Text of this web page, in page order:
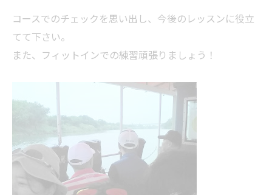
コースでのチェックを思い出し、今後のレッスンに役立
てて下さい。
また、フィットインでの練習頑張りましょう！